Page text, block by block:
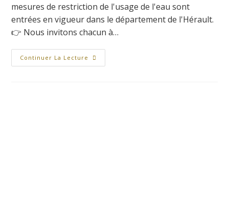
mesures de restriction de l'usage de l'eau sont
entrées en vigueur dans le département de l'Hérault.
👉 Nous invitons chacun à…
Continuer La Lecture